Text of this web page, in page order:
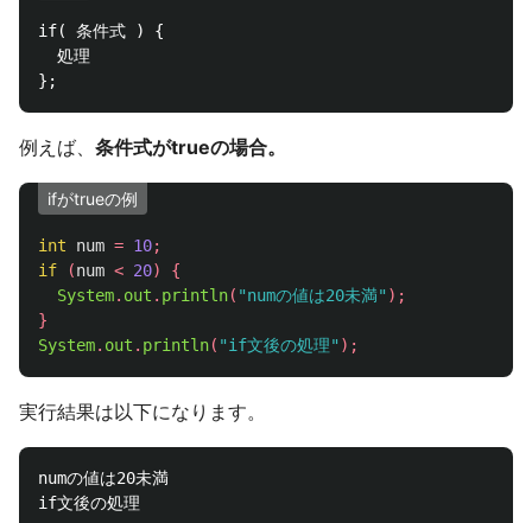
if( 条件式 ) {
  処理
例えば、 条件式がtrueの場合。
ifがtrueの例
int num = 10;
if
(num < 20)
{
System. out . println( "numの値は20未満" );
}
System. out . println( "if文後の処理" );
実行結果は以下になります。
numの値は20未満